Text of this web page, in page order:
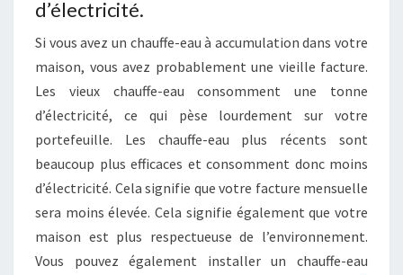
d’électricité.
Si vous avez un chauffe-eau à accumulation dans votre
maison, vous avez probablement une vieille facture.
Les vieux chauffe-eau consomment une tonne
d’électricité, ce qui pèse lourdement sur votre
portefeuille. Les chauffe-eau plus récents sont
beaucoup plus efficaces et consomment donc moins
d’électricité. Cela signifie que votre facture mensuelle
sera moins élevée. Cela signifie également que votre
maison est plus respectueuse de l’environnement.
Vous pouvez également installer un chauffe-eau